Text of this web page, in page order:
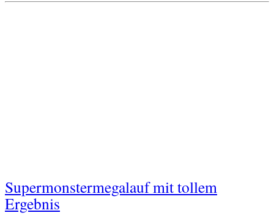
Supermonstermegalauf mit tollem
Ergebnis